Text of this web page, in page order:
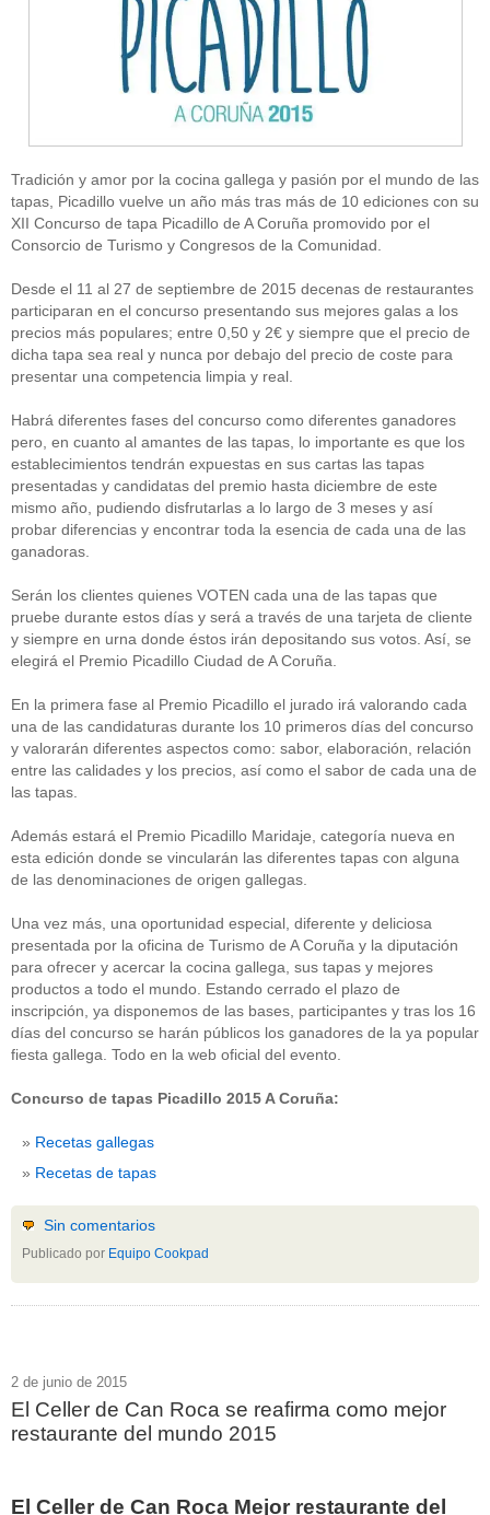
Tradición y amor por la cocina gallega y pasión por el mundo de las
tapas, Picadillo vuelve un año más tras más de 10 ediciones con su
XII Concurso de tapa Picadillo de A Coruña promovido por el
Consorcio de Turismo y Congresos de la Comunidad.
Desde el 11 al 27 de septiembre de 2015 decenas de restaurantes
participaran en el concurso presentando sus mejores galas a los
precios más populares; entre 0,50 y 2€ y siempre que el precio de
dicha tapa sea real y nunca por debajo del precio de coste para
presentar una competencia limpia y real.
Habrá diferentes fases del concurso como diferentes ganadores
pero, en cuanto al amantes de las tapas, lo importante es que los
establecimientos tendrán expuestas en sus cartas las tapas
presentadas y candidatas del premio hasta diciembre de este
mismo año, pudiendo disfrutarlas a lo largo de 3 meses y así
probar diferencias y encontrar toda la esencia de cada una de las
ganadoras.
Serán los clientes quienes VOTEN cada una de las tapas que
pruebe durante estos días y será a través de una tarjeta de cliente
y siempre en urna donde éstos irán depositando sus votos. Así, se
elegirá el Premio Picadillo Ciudad de A Coruña.
En la primera fase al Premio Picadillo el jurado irá valorando cada
una de las candidaturas durante los 10 primeros días del concurso
y valorarán diferentes aspectos como: sabor, elaboración, relación
entre las calidades y los precios, así como el sabor de cada una de
las tapas.
Además estará el Premio Picadillo Maridaje, categoría nueva en
esta edición donde se vincularán las diferentes tapas con alguna
de las denominaciones de origen gallegas.
Una vez más, una oportunidad especial, diferente y deliciosa
presentada por la oficina de Turismo de A Coruña y la diputación
para ofrecer y acercar la cocina gallega, sus tapas y mejores
productos a todo el mundo. Estando cerrado el plazo de
inscripción, ya disponemos de las bases, participantes y tras los 16
días del concurso se harán públicos los ganadores de la ya popular
fiesta gallega. Todo en la web oficial del evento.
Concurso de tapas Picadillo 2015 A Coruña:
Recetas gallegas
Recetas de tapas
Sin comentarios
Publicado por Equipo Cookpad
2 de junio de 2015
El Celler de Can Roca se reafirma como mejor
restaurante del mundo 2015
El Celler de Can Roca Mejor restaurante del